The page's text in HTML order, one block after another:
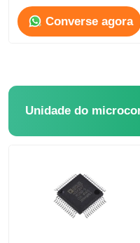
Chip SRAM
CI EPROM
ADC DAC
Converse agora